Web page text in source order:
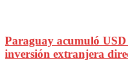
Paraguay acumuló
inversión extranjera